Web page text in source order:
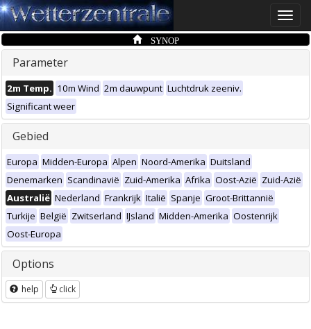
Toggle
SYNOP
Parameter
2m Temp. 10m Wind 2m dauwpunt Luchtdruk zeeniv.
Significant weer
Gebied
Europa Midden-Europa Alpen Noord-Amerika Duitsland
Denemarken Scandinavië Zuid-Amerika Afrika Oost-Azië Zuid-Azië
Australië Nederland Frankrijk Italië Spanje Groot-Brittannië
Turkije België Zwitserland IJsland Midden-Amerika Oostenrijk
Oost-Europa
Options
help click